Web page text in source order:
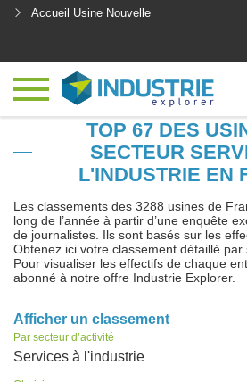
Accueil Usine Nouvelle
TOP 67 DES
SECTEUR
L'INDUSTRIE EN
Les classements des 3288 usines de
long de l’année à partir d’une enquête
de journalistes. Ils sont basés sur les
Obtenez ici votre classement détaillé par
Pour visualiser les effectifs de chaque
abonné à notre offre Industrie Explorer.
Afficher un classement
Par secteur d’activité
Services à l'industrie